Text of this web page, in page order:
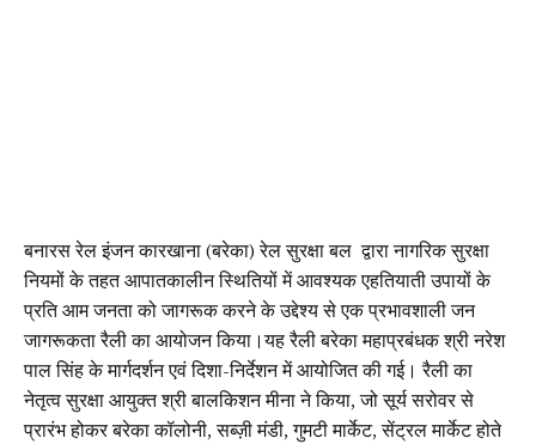
बनारस रेल इंजन कारखाना (बरेका) रेल सुरक्षा बल द्वारा नागरिक सुरक्षा
नियमों के तहत आपातकालीन स्थितियों में आवश्यक एहतियाती उपायों के
प्रति आम जनता को जागरूक करने के उद्देश्य से एक प्रभावशाली जन
जागरूकता रैली का आयोजन किया।यह रैली बरेका महाप्रबंधक श्री नरेश
पाल सिंह के मार्गदर्शन एवं दिशा-निर्देशन में आयोजित की गई। रैली का
नेतृत्व सुरक्षा आयुक्त श्री बालकिशन मीना ने किया, जो सूर्य सरोवर से
प्रारंभ होकर बरेका कॉलोनी, सब्ज़ी मंडी, गुमटी मार्केट, सेंट्रल मार्केट होते